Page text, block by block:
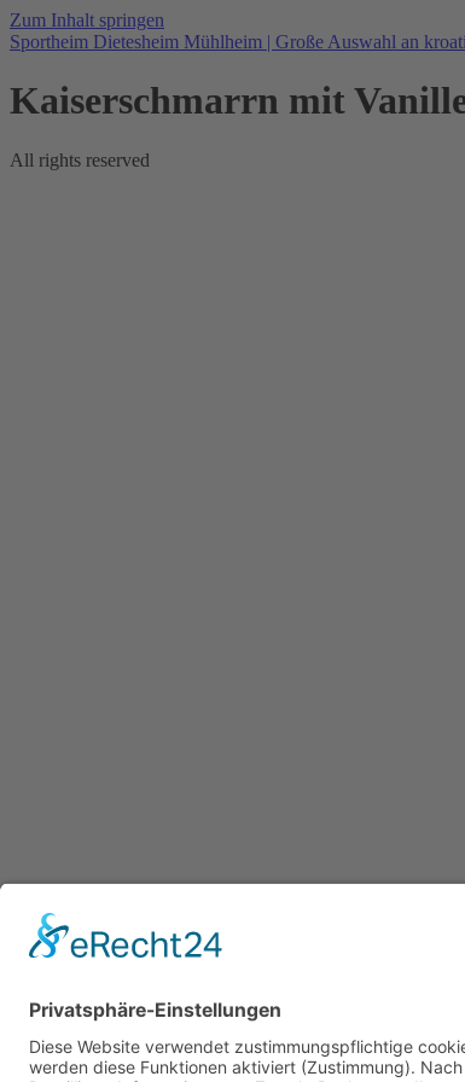
Zum Inhalt springen
Sportheim Dietesheim Mühlheim | Große Auswahl an
Kaiserschmarrn mit
All rights reserved